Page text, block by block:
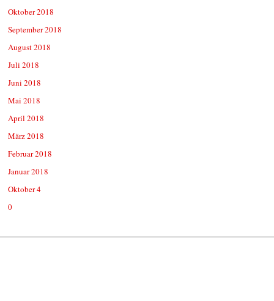
Oktober 2018
September 2018
August 2018
Juli 2018
Juni 2018
Mai 2018
April 2018
März 2018
Februar 2018
Januar 2018
Oktober 4
0